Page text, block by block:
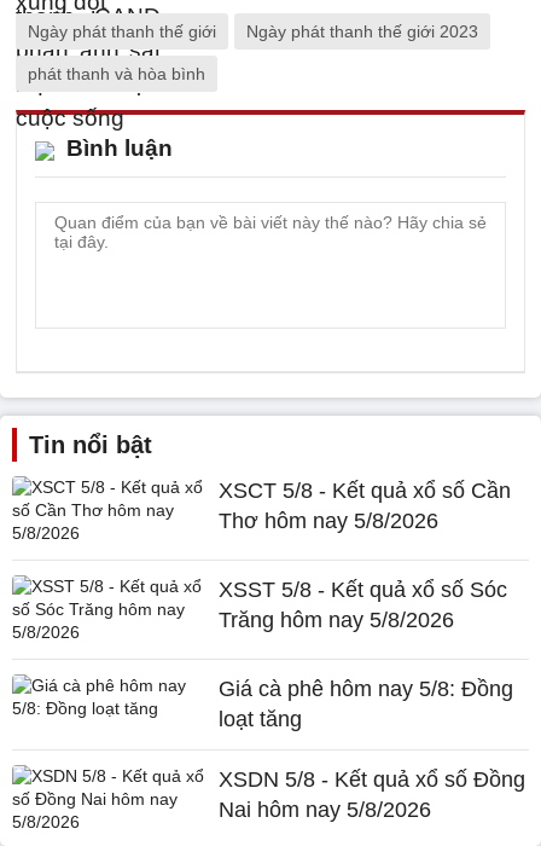
Ngày phát thanh thế giới Ngày phát thanh thế giới 2023
phát thanh và hòa bình
Bình luận
Tin nổi bật
XSCT 5/8 - Kết quả xổ số Cần
Thơ hôm nay 5/8/2026
XSST 5/8 - Kết quả xổ số Sóc
Trăng hôm nay 5/8/2026
Giá cà phê hôm nay 5/8: Đồng
loạt tăng
XSDN 5/8 - Kết quả xổ số Đồng
Nai hôm nay 5/8/2026